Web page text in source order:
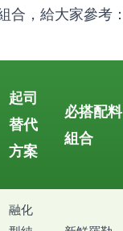
合，給大家參考：
起司
替代
方案
必搭配料
組合
融化